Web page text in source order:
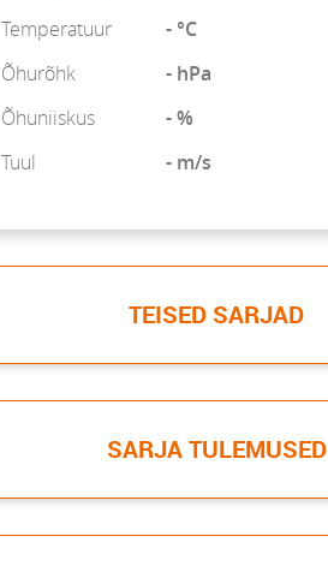
Temperatuur
- °C
Õhurõhk
- hPa
Õhuniiskus
- %
Tuul
- m/s
TEISED SARJAD
SARJA TULEMUSED